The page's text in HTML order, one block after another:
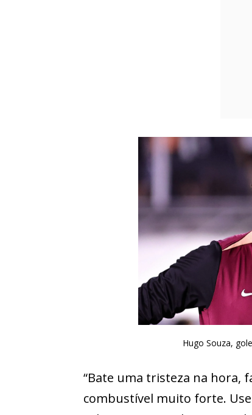
Hugo Souza,
“Bate uma tristeza na hora,
combustível muito forte.